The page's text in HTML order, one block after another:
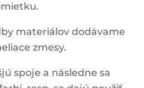
materiálov dodávame
zmesy.
spoje a následne sa